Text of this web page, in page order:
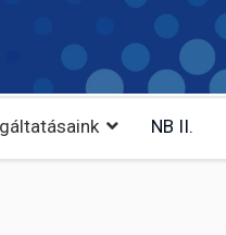
NB II.